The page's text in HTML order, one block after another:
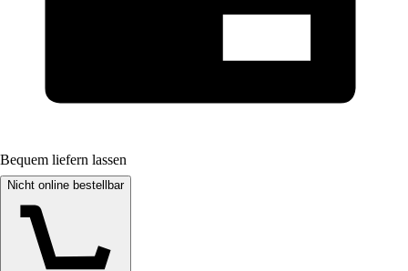
Bequem liefern lassen
Nicht online bestellbar